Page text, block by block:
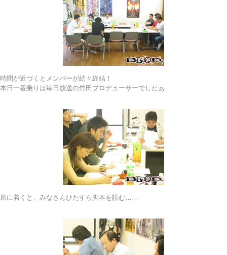
時間が近づくとメンバーが続々終結！
本日一番乗りは毎日放送の竹田プロデューサーでしたぁ
席に着くと、みなさんひたすら脚本を読む……